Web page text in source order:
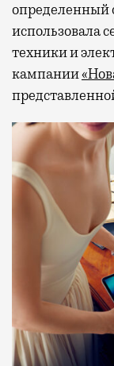
определенный
использовала
техники и
кампании